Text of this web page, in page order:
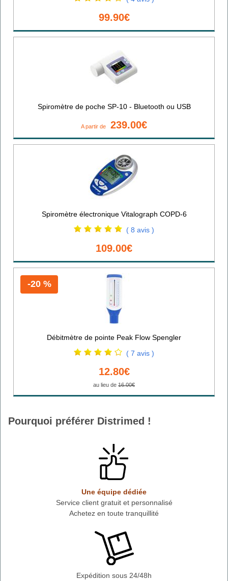
99.90€
Spiromètre de poche SP-10 - Bluetooth ou USB
A partir de 239.00€
Spiromètre électronique Vitalograph COPD-6
( 8 avis )
109.00€
-20 %
Débitmètre de pointe Peak Flow Spengler
( 7 avis )
12.80€
au lieu de 16.00€
Pourquoi préférer Distrimed !
Une équipe dédiée
Service client gratuit et personnalisé
Achetez en toute tranquillité
Expédition sous 24/48h